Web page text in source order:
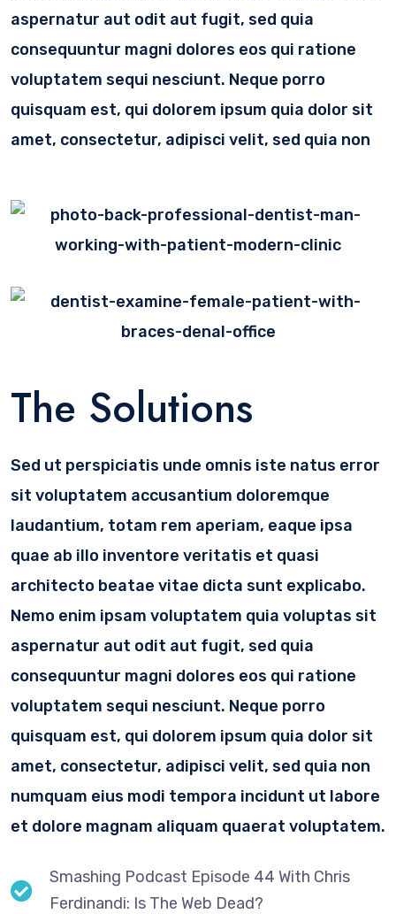
aspernatur aut odit aut fugit, sed quia
consequuntur magni dolores eos qui ratione
voluptatem sequi nesciunt. Neque porro
quisquam est, qui dolorem ipsum quia dolor sit
amet, consectetur, adipisci velit, sed quia non
The Solutions
Sed ut perspiciatis unde omnis iste natus error
sit voluptatem accusantium doloremque
laudantium, totam rem aperiam, eaque ipsa
quae ab illo inventore veritatis et quasi
architecto beatae vitae dicta sunt explicabo.
Nemo enim ipsam voluptatem quia voluptas sit
aspernatur aut odit aut fugit, sed quia
consequuntur magni dolores eos qui ratione
voluptatem sequi nesciunt. Neque porro
quisquam est, qui dolorem ipsum quia dolor sit
amet, consectetur, adipisci velit, sed quia non
numquam eius modi tempora incidunt ut labore
et dolore magnam aliquam quaerat voluptatem.
Smashing Podcast Episode 44 With Chris
Ferdinandi: Is The Web Dead?